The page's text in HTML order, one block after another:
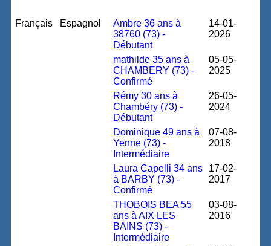
Français Espagnol
Ambre 36 ans à
38760 (73) -
Débutant
14-01-
2026
mathilde 35 ans à
CHAMBERY (73) -
Confirmé
05-05-
2025
Rémy 30 ans à
Chambéry (73) -
Débutant
26-05-
2024
Dominique 49 ans à
Yenne (73) -
Intermédiaire
07-08-
2018
Laura Capelli 34 ans
à BARBY (73) -
Confirmé
17-02-
2017
THOBOIS BEA 55
ans à AIX LES
BAINS (73) -
Intermédiaire
03-08-
2016